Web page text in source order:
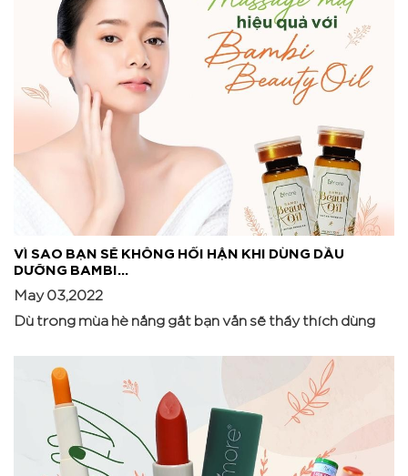
VÌ SAO BẠN SẼ KHÔNG HỐI HẬN KHI DÙNG DẦU
DƯỠNG BAMBI...
May 03,2022
Dù trong mùa hè nắng gắt bạn vẫn sẽ thấy thích dùng